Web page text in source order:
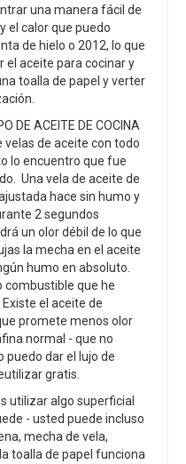
una manera fácil de
el calor que puedo
de hielo o 2012, lo que
el aceite para cocinar y
toalla de papel y verter
DE ACEITE DE COCINA
velas de aceite con todo
lo encuentro que fue
Una vela de aceite de
hace sin humo y
2 segundos
un olor débil de lo que
la mecha en el aceite
humo en absoluto.
combustible que he
el aceite de
promete menos olor
normal - que no
dar el lujo de
gratis.
utilizar algo superficial
- usted puede incluso
mecha de vela,
toalla de papel funciona